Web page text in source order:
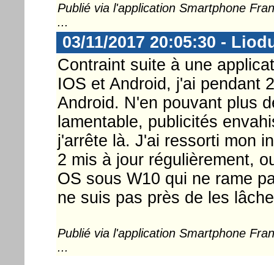
Publié via l'application Smartphone
...
03/11/2017 20:05:30 -
Contraint suite à une
IOS et Android, j'ai pendant
Android. N'en pouvant plus
lamentable, publicités
j'arrête là. J'ai ressorti mon
2 mis à jour régulièrement,
OS sous W10 qui ne rame
ne suis pas près de les
Publié via l'application Smartphone
...